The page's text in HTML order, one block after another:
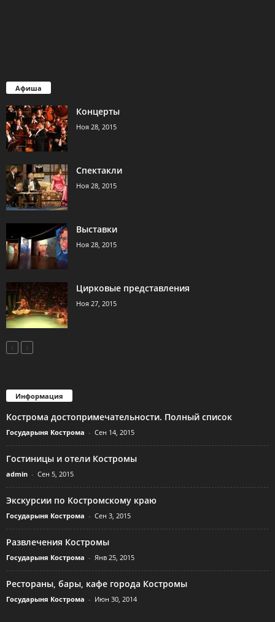
Афиша
Концерты
Ноя 28, 2015
Спектакли
Ноя 28, 2015
Выставки
Ноя 28, 2015
Цирковые представления
Ноя 27, 2015
Информация
Кострома достопримечательности. Полный список
Государыня Кострома - Сен 14, 2015
Гостиницы и отели Костромы
admin - Сен 5, 2015
Экскурсии по Костромскому краю
Государыня Кострома - Сен 3, 2015
Развлечения Костромы
Государыня Кострома - Янв 25, 2015
Рестораны, бары, кафе города Костромы
Государыня Кострома - Июн 30, 2014